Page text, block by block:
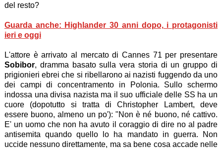
del resto?
Guarda anche: Highlander 30 anni dopo, i protagonisti
ieri e oggi
L'attore è arrivato al mercato di Cannes 71 per presentare
Sobibor, dramma basato sulla vera storia di un gruppo di
prigionieri ebrei che si ribellarono ai nazisti fuggendo da uno
dei campi di concentramento in Polonia. Sullo schermo
indossa una divisa nazista ma il suo ufficiale delle SS ha un
cuore (dopotutto si tratta di Christopher Lambert, deve
essere buono, almeno un po'): "Non è né buono, né cattivo.
E' un uomo che non ha avuto il coraggio di dire no al padre
antisemita quando quello lo ha mandato in guerra. Non
uccide nessuno direttamente, ma sa bene cosa accade nelle